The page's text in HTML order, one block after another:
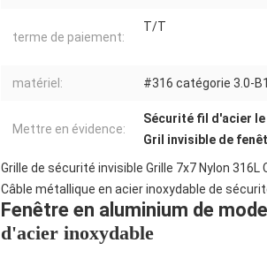
terme de paiement:
T/T
matériel: #316 catégorie 3.0-
Mettre en évidence:
Sécurité fil d'acier
Gril invisible de
Grille de sécurité invisible Grille 7x7 Nylon
Câble métallique en acier inoxydable de
Fenêtre en aluminium de
d'acier inoxydable